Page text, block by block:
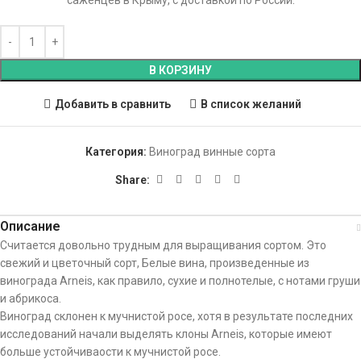
В КОРЗИНУ
Добавить в сравнить В список желаний
Категория: Виноград винные сорта
Share:
Описание
Считается довольно трудным для выращивания сортом. Это
свежий и цветочный сорт, Белые вина, произведенные из
винограда Arneis, как правило, сухие и полнотелые, с нотами груши
и абрикоса.
Виноград склонен к мучнистой росе, хотя в результате последних
исследований начали выделять клоны Arneis, которые имеют
больше устойчиваости к мучнистой росе.